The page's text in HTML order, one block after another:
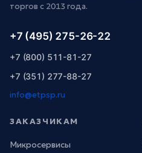
торгов с 2013 года.
+7 (495) 275-26-22
+7 (800) 511-81-27
+7 (351) 277-88-27
info@etpsp.ru
ЗАКАЗЧИКАМ
Микросервисы